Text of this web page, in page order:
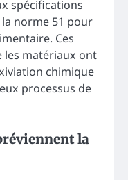
spécifications
norme 51 pour
Ces
les matériaux ont
chimique
processus de
la